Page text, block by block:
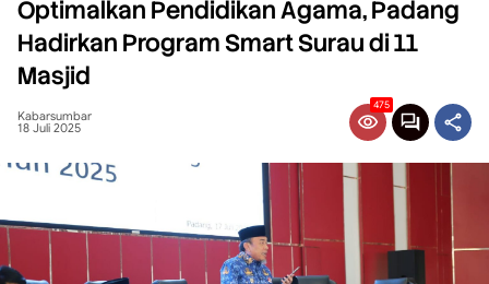
Optimalkan Pendidikan Agama, Padang
Hadirkan Program Smart Surau di 11
Masjid
Kabarsumbar
18 Juli 2025
475